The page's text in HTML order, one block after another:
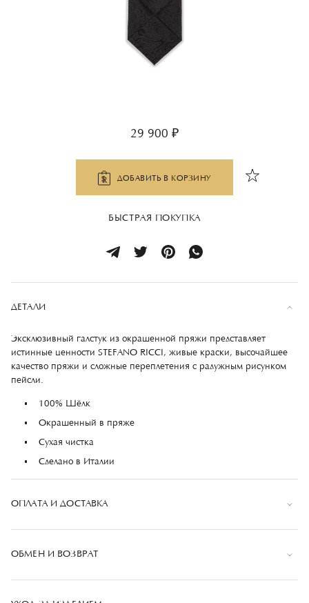
29 900 ₽
ДОБАВИТЬ В КОРЗИНУ
БЫСТРАЯ ПОКУПКА
ДЕТАЛИ
Эксклюзивный галстук из окрашенной пряжи представляет
истинные ценности STEFANO RICCI, живые краски, высочайшее
качество пряжи и сложные переплетения с радужным рисунком
пейсли.
100% Шёлк
Окрашенный в пряже
Сухая чистка
Сделано в Италии
ОПЛАТА И ДОСТАВКА
Оплата
банковские карты: VISA, MasterCard, МИР
ОБМЕН И ВОЗВРАТ